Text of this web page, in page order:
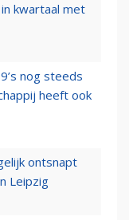
kwartaal met
nog steeds
heeft ook
ontsnapt
Leipzig